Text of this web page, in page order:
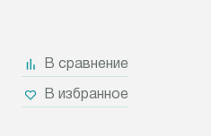
В сравнение
В избранное